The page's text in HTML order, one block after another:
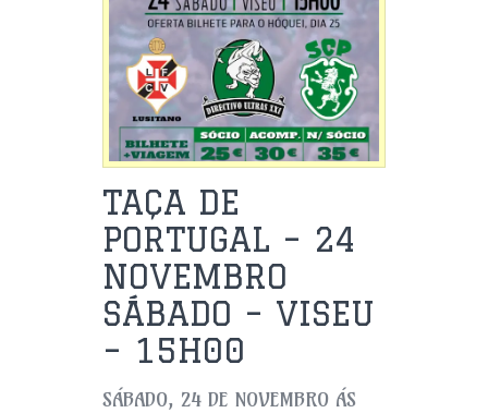
TAÇA DE
PORTUGAL – 24
NOVEMBRO
SÁBADO – VISEU
– 15H00
SÁBADO, 24 DE NOVEMBRO ÁS